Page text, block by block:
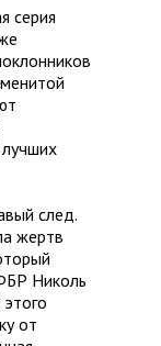
серия
след.
жертв
Николь
от